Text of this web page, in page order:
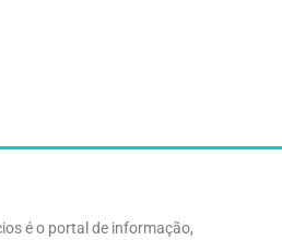
é o portal de informação,